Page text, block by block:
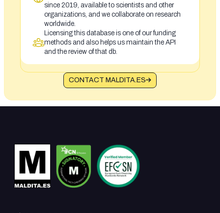
since 2019, available to scientists and other
organizations, and we collaborate on research
worldwide.
Licensing this database is one of our funding
methods and also helps us maintain the API
and the review of that db.
CONTACT MALDITA.ES